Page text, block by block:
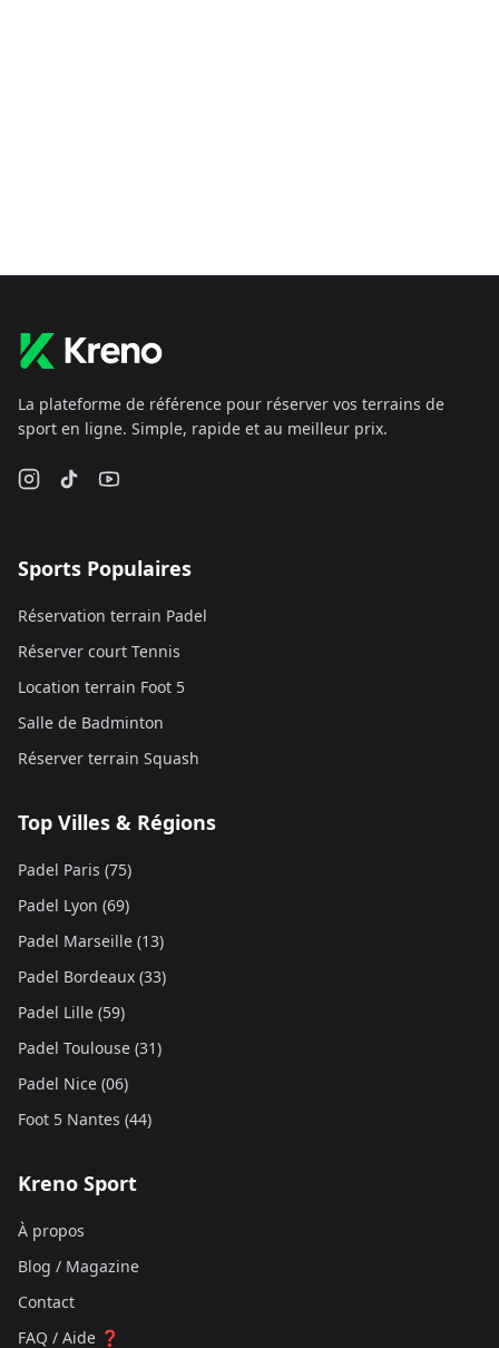
La plateforme de référence pour réserver vos terrains de
sport en ligne. Simple, rapide et au meilleur prix.
Sports Populaires
Réservation terrain Padel
Réserver court Tennis
Location terrain Foot 5
Salle de Badminton
Réserver terrain Squash
Top Villes & Régions
Padel Paris (75)
Padel Lyon (69)
Padel Marseille (13)
Padel Bordeaux (33)
Padel Lille (59)
Padel Toulouse (31)
Padel Nice (06)
Foot 5 Nantes (44)
Kreno Sport
À propos
Blog / Magazine
Contact
FAQ / Aide ❓